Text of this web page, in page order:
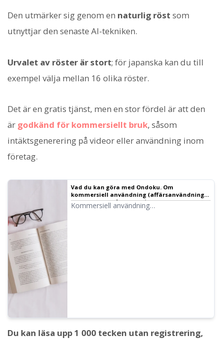
Den utmärker sig genom en naturlig röst som
utnyttjar den senaste AI-tekniken.
Urvalet av röster är stort; för japanska kan du till
exempel välja mellan 16 olika röster.
Det är en gratis tjänst, men en stor fördel är att den
är godkänd för kommersiellt bruk, såsom
intäktsgenerering på videor eller användning inom
företag.
Vad du kan göra med Ondoku. Om
kommersiell användning (affärsanvändning)
och förbjudna åtgärder.｜Ondoku
Kommersiell användning
Du kan läsa upp 1 000 tecken utan registrering,